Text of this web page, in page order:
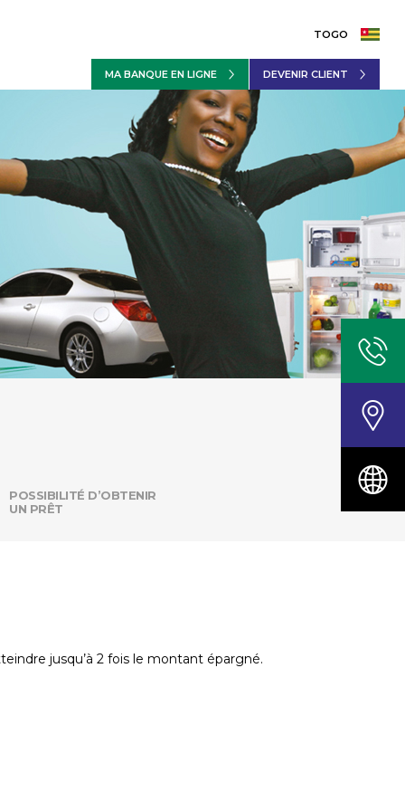
TOGO
DEVENIR CLIENT
MA BANQUE EN LIGNE
POSSIBILITÉ D’OBTENIR
UN PRÊT
jusqu’à 2 fois le montant épargné.